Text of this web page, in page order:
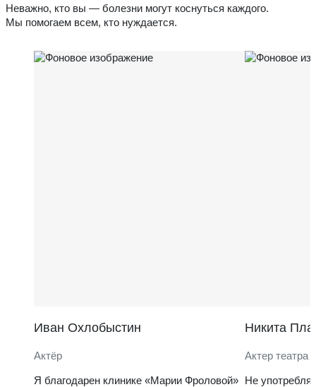
Неважно, кто вы — болезни могут коснуться каждого.
Мы помогаем всем, кто нуждается.
Иван Охлобыстин
Актёр
Я благодарен клинике «Марии Фроловой»
Никита
Актер театра
Не